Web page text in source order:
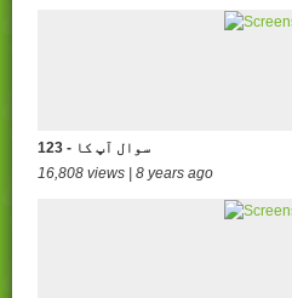
123 - سوال آپ کا
16,808 views | 8 years ago